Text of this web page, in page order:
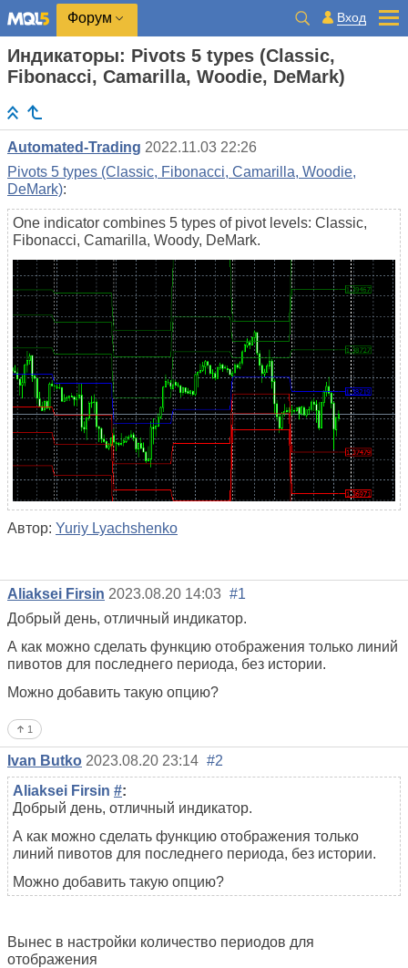
Форум Вход
Индикаторы: Pivots 5 types (Classic,
Fibonacci, Camarilla, Woodie, DeMark)
Automated-Trading 2022.11.03 22:26
Pivots 5 types (Classic, Fibonacci, Camarilla, Woodie,
DeMark):
One indicator combines 5 types of pivot levels: Classic,
Fibonacci, Camarilla, Woody, DeMark.
Автор: Yuriy Lyachshenko
Aliaksei Firsin 2023.08.20 14:03 #1
Добрый день, отличный индикатор.
А как можно сделать функцию отображения только линий
пивотов для последнего периода, без истории.
Можно добавить такую опцию?
1
Ivan Butko 2023.08.20 23:14 #2
Aliaksei Firsin #:
Добрый день, отличный индикатор.
А как можно сделать функцию отображения только
линий пивотов для последнего периода, без истории.
Можно добавить такую опцию?
Вынес в настройки количество периодов для
отображения